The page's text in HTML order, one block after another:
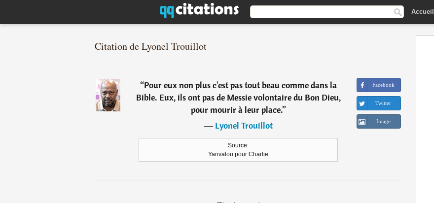
Accueil
Citation de Lyonel Trouillot
“Pour eux non plus c'est pas tout beau comme dans la
Bible. Eux, ils ont pas de Messie volontaire du Bon Dieu,
pour mourir à leur place.”
―Lyonel Trouillot
Source:
Yanvalou pour Charlie
Facebook
Twitter
Image